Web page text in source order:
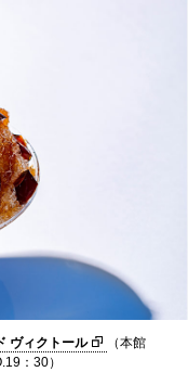
ヴィクトール
（本館
：30）